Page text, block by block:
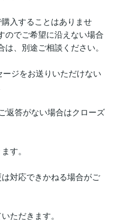
入することはありませ
のでご希望に沿えない場合
、別途ご相談ください。
ジをお送りいただけない
返答がない場合はクローズ
す。
対応できかねる場合がご
ただきます。